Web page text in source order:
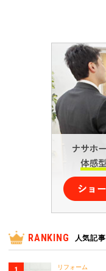
RANKING 人気記事
リフォーム